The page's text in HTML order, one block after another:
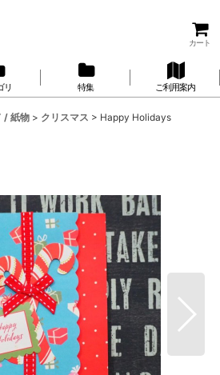
カート
リ 特集 ご利用案内
/ 紙物 > クリスマス > Happy Holidays